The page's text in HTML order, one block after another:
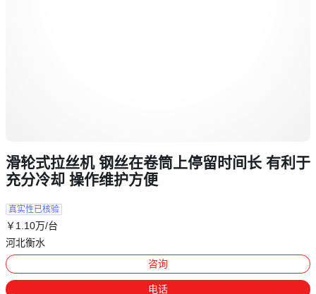
滑轮式拉丝机 钢丝在卷筒上停留时间长 有利于
充分冷却 操作维护方便
真实性已核验
￥ 1 .10万/台
河北衡水
咨询
电话